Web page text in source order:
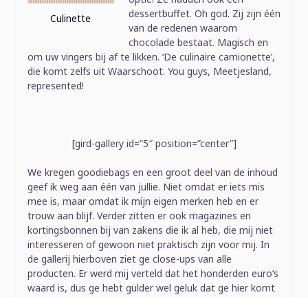
Culinette
dessertbuffet. Oh god. Zij zijn één
van de redenen waarom
chocolade bestaat. Magisch en
om uw vingers bij af te likken. ‘De culinaire camionette’,
die komt zelfs uit Waarschoot. You guys, Meetjesland,
represented!
[gird-gallery id=”5″ position=”center”]
We kregen goodiebags en een groot deel van de inhoud
geef ik weg aan één van jullie. Niet omdat er iets mis
mee is, maar omdat ik mijn eigen merken heb en er
trouw aan blijf. Verder zitten er ook magazines en
kortingsbonnen bij van zakens die ik al heb, die mij niet
interesseren of gewoon niet praktisch zijn voor mij. In
de gallerij hierboven ziet ge close-ups van alle
producten. Er werd mij verteld dat het honderden euro’s
waard is, dus ge hebt gulder wel geluk dat ge hier komt